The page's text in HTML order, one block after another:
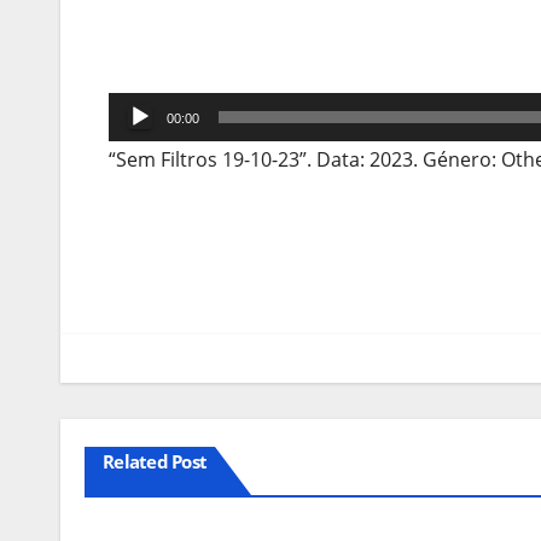
Reprodutor
de
00:00
“Sem Filtros 19-10-23”. Data: 2023. Género:
Related Post